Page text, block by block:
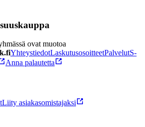
ovat muotoa
YhteystiedotLaskutusosoitteetPalvelutS-
Anna palautetta
Liity asiakasomistajaksi